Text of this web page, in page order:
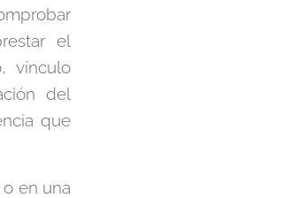
el
vínculo
del
que
en una